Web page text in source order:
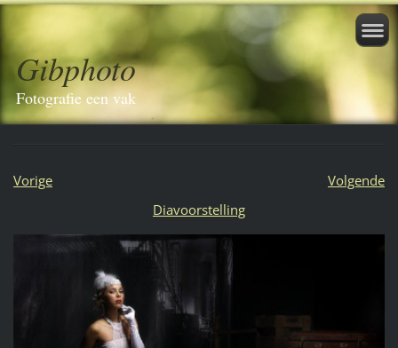
Gibphoto
Fotografie een vak
Vorige
Volgende
Diavoorstelling